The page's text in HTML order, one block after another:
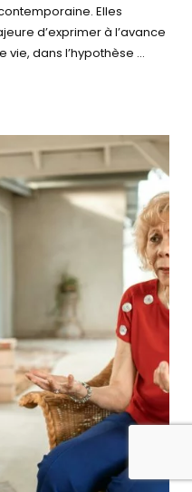
Elles
d’exprimer à l’avance
dans l’hypothèse ...